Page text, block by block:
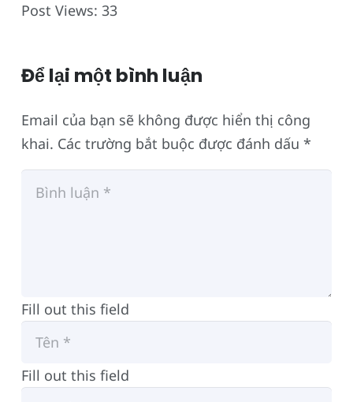
Post Views: 33
Để lại một bình luận
Email của bạn sẽ không được hiển thị công
khai. Các trường bắt buộc được đánh dấu *
Fill out this field
Fill out this field